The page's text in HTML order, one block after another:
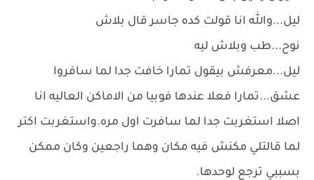
ليل...والله انا قولت كده جاسر قال بلاش
نوح...طب وبلاش ليه
ليل...معرفش بيقول تمارا خافت جدا لما سافروا
عشق...تمارا فعلا عندها فوبيا من الاماكن العاليه انا
اصلا استغربت جدا لما سافرت اول مره.واستغربت اكتر
لما قالتلي مكنش فيه مكان وهما راجعين وكان ممكن
بسببي ترجع لوحدها.